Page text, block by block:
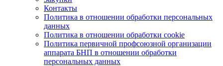
Контакты
Политика в отношении обработки персональных
данных
Политика в отношении обработки cookie
Политика первичной профсоюзной организации
аппарата БНП в отношении обработки
персональных данных